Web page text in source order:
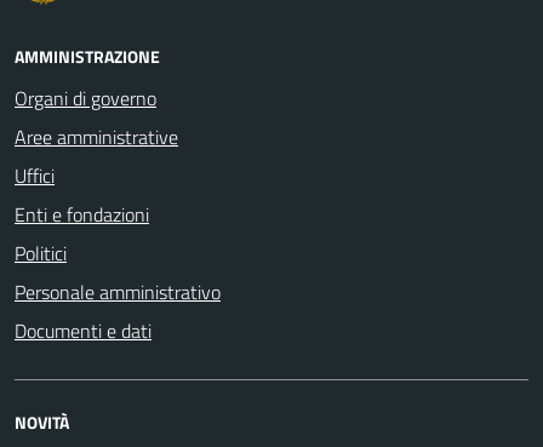
AMMINISTRAZIONE
Organi di governo
Aree amministrative
Uffici
Enti e fondazioni
Politici
Personale amministrativo
Documenti e dati
NOVITÀ